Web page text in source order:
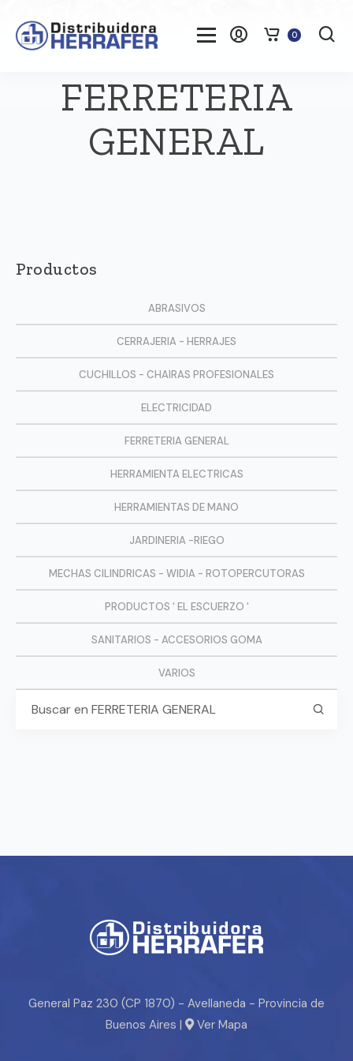
0
FERRETERIA
GENERAL
Productos
ABRASIVOS
CERRAJERIA - HERRAJES
CUCHILLOS - CHAIRAS PROFESIONALES
ELECTRICIDAD
FERRETERIA GENERAL
HERRAMIENTA ELECTRICAS
HERRAMIENTAS DE MANO
JARDINERIA -RIEGO
MECHAS CILINDRICAS - WIDIA - ROTOPERCUTORAS
PRODUCTOS ' EL ESCUERZO '
SANITARIOS - ACCESORIOS GOMA
VARIOS
General Paz 230 (CP 1870) - Avellaneda - Provincia de
Buenos Aires |
Ver Mapa